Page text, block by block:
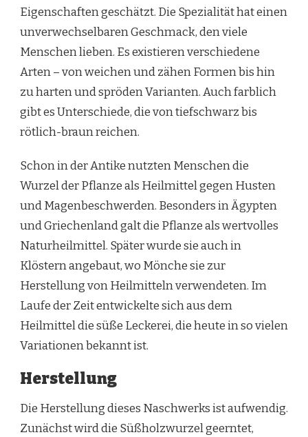
Eigenschaften geschätzt. Die Spezialität hat einen
unverwechselbaren Geschmack, den viele
Menschen lieben. Es existieren verschiedene
Arten – von weichen und zähen Formen bis hin
zu harten und spröden Varianten. Auch farblich
gibt es Unterschiede, die von tiefschwarz bis
rötlich-braun reichen.
Schon in der Antike nutzten Menschen die
Wurzel der Pflanze als Heilmittel gegen Husten
und Magenbeschwerden. Besonders in Ägypten
und Griechenland galt die Pflanze als wertvolles
Naturheilmittel. Später wurde sie auch in
Klöstern angebaut, wo Mönche sie zur
Herstellung von Heilmitteln verwendeten. Im
Laufe der Zeit entwickelte sich aus dem
Heilmittel die süße Leckerei, die heute in so vielen
Variationen bekannt ist.
Herstellung
Die Herstellung dieses Naschwerks ist aufwendig.
Zunächst wird die Süßholzwurzel geerntet,